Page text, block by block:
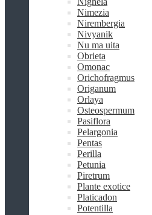
Nimezia
Nirembergia
Nivyanik
Nu ma uita
Obrieta
Omonac
Orichofragmus
Origanum
Orlaya
Osteospermum
Pasiflora
Pelargonia
Pentas
Perilla
Petunia
Piretrum
Plante exotice
Platicadon
Potentilla